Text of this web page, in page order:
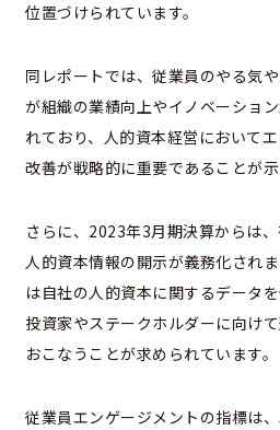
位置づけられています。
同レポートでは、従業員のやる気
が組織の業績向上やイノベーショ
れており、人的資本経営において
改善が戦略的に重要であることが示
さらに、2023年3月期決算からは
人的資本情報の開示が義務化され
は自社の人的資本に関するデータ
投資家やステークホルダーに向け
おこなうことが求められています。
従業員エンゲージメントの指標は